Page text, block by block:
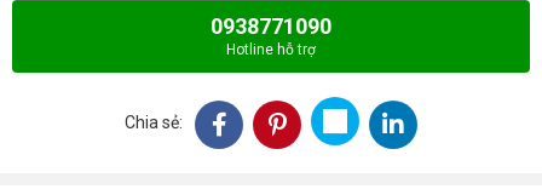
0938771090
Hotline hỗ trợ
Chia sẻ: